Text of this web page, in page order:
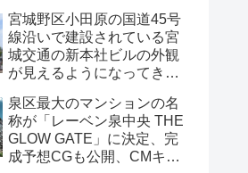
掲示されていました・2026
年7月
宮城野区小田原の国道45号
線沿いで建設されている宮
城交通の新本社ビルの外観
が見えるようになってきま
泉区最大のマンションの名
称が「レーベン泉中央 THE
GLOW GATE」に決定、完
成予想CGも公開、CMキャ